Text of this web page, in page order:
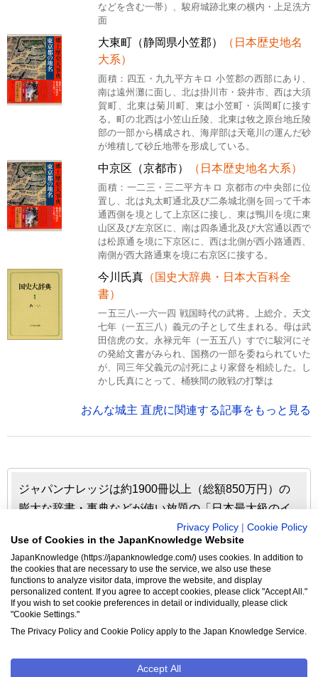
などを含む一帯）、駿府城跡北東の横内・上足洗方
面
大東町（静岡県小笠郡）
（日本歴史地名
大系）
面積：四五・九九平方キロ 小笠郡の西部にあり、
南は遠州灘に面し、北は掛川市・袋井市、西は大須
賀町、北東は菊川町、東は小笠町・浜岡町に接す
る。町の北西は小笠山丘陵、北東は牧之原台地丘陵
部の一部から構成され、海岸部は天竜川の運んだ砂
が堆積して砂丘地帯を形成している。
中京区（京都市） （日本歴史地名大系）
面積：一二三・三二平方キロ 京都市の中央部に位
置し、北は丸太町通北及び二条城北側を回って千本
通西側を境として上京区に接し、東は鴨川を境に東
山区及び左京区に、南は四条通北及び大宮通以西で
は松原通を境に下京区に、西は北側が西小路通西、
南側が西大路通東を境に右京区に接する。
今川氏真 （国史大辞典・日本大百科全
書）
一五三八-一六一四 戦国時代の武将。上総介。天文
七年（一五三八）義元の子として生まれる。母は武
田信虎の女。永禄元年（一五五八）すでに駿河にそ
の発給文書がみられ、国務の一部を委ねられていた
が、同三年父義元の討死により家督を相続した。し
かし氏真にとって、桶狭間の敗戦の打撃は
おんな城主 直虎に関連する記事をもっと見る
ジャパンナレッジは約1900冊以上（総額850万円）の
膨大な辞書・事典などが使い放題の「日本最大級のイ
ンターネット辞書・事典・叢書サイト」です。日本国
内のみならず、海外の有名大学から図書館まで、多く
の機関で利用されています。
ジャパンナレッジの利用料金や収録辞事典について詳しく
Privacy Policy
Cookie Policy
Use of Cookies in the JapanKnowledge Website
JapanKnowledge (https://japanknowledge.com/) uses cookies. In addition to
the cookies that are necessary to use the service, we also use these
functions to analyze visitor data, improve the website, and display
personalized content. If you agree to accept cookies, please click "Accept All."
If you wish to set cookie preferences in detail or individually, please click
"Cookie Settings."
The Privacy Policy and Cookie Policy apply to the Japan Knowledge Service.
Accept All